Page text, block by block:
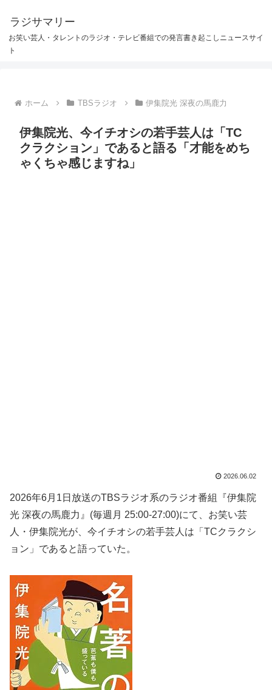
ラジサマリー
お笑い芸人・タレントのラジオ・テレビ番組での発言書き起こしニュースサイ
ト
ホーム TBSラジオ 伊集院光 深夜の馬鹿力
伊集院光、今イチオシの若手芸人は「TC
クラクション」であると語る「才能をめち
ゃくちゃ感じますね」
2026.06.02
2026年6月1日放送のTBSラジオ系のラジオ番組『伊集院
光 深夜の馬鹿力』(毎週月 25:00-27:00)にて、お笑い芸
人・伊集院光が、今イチオシの若手芸人は「TCクラクシ
ョン」であると語っていた。